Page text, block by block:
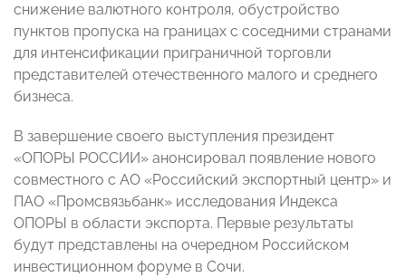
снижение валютного контроля, обустройство
пунктов пропуска на границах с соседними странами
для интенсификации приграничной торговли
представителей отечественного малого и среднего
бизнеса.
В завершение своего выступления президент
«ОПОРЫ РОССИИ» анонсировал появление нового
совместного с АО «Российский экспортный центр» и
ПАО «Промсвязьбанк» исследования Индекса
ОПОРЫ в области экспорта. Первые результаты
будут представлены на очередном Российском
инвестиционном форуме в Сочи.